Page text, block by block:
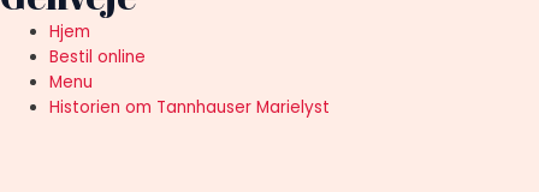
Hjem
Bestil online
Menu
Historien om Tannhauser Marielyst